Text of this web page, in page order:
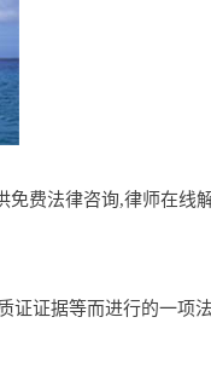
费法律咨询,律师在线
证证据等而进行的一项